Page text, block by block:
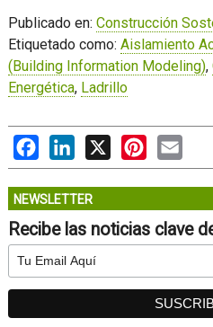
Publicado en: Construcción
Etiquetado como: Aislamiento
(Building Information Modeling),
Energética, Ladrillo
FacebookLinkedIn
X PinterestEmail
NEWSLETTER
Recibe las noticias clave